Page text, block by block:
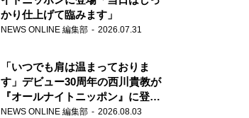
かり仕上げて臨みます」
NEWS ONLINE 編集部 2026.07.31
「いつでも肩は温まっておりま
す」デビュー30周年の西川貴教が
『オールナイトニッポン』に登
場！
NEWS ONLINE 編集部 2026.08.03